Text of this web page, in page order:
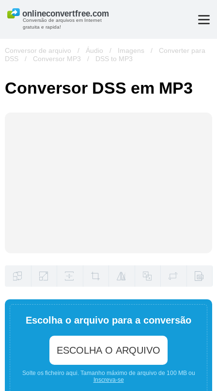
Conversão de arquivos em Internet
gratuita e rapida!
Conversor de arquivo / Áudio / Imagens /
Converter para
DSS
/ Conversor MP3 / DSS to MP3
Conversor DSS em MP3
Escolha o arquivo para a conversão
ESCOLHA O ARQUIVO
Solte os ficheiro aqui. Tamanho máximo de arquivo de 100 MB ou
Inscreva-se